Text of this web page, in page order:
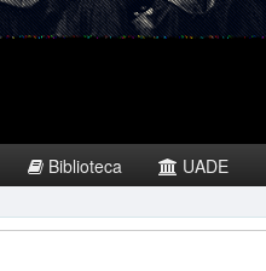
Biblioteca
UADE